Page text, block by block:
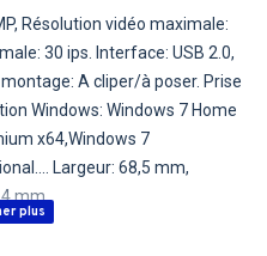
Résolution vidéo maximale:
30 ips. Interface: USB 2.0,
A cliper/à poser. Prise
Windows: Windows 7 Home
x64,Windows 7
Largeur: 68,5 mm,
mm